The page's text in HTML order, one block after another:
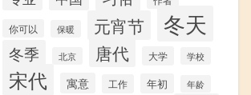
你可以 保暖 元宵节 冬天
冬季 北京 唐代 大学 学校
宋代 寓意 工作 年初 年龄